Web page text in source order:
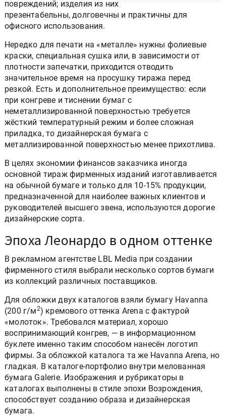
повреждений; изделия из них
презентабельны, долговечны и практичны для
офисного использования.
Нередко для печати на «металле» нужны фолиевые
краски, специальная сушка или, в зависимости от
плотности запечатки, приходится отводить
значительное время на просушку тиража перед
резкой. Есть и дополнительное преимущество: если
при конгреве и тиснении бумаг с
неметаллизированной поверхностью требуется
жёсткий температурный режим и более сложная
приладка, то дизайнерская бумага с
металлизированной поверхностью менее прихотлива.
В целях экономии финансов заказчика иногда
основной тираж фирменных изданий изготавливается
на обычной бумаге и только для 10-15% продукции,
предназначенной для наиболее важных клиентов и
руководителей высшего звена, используются дорогие
дизайнерские сорта.
Эпоха Леонардо в одном оттенке
В рекламном агентстве LBL Media при создании
фирменного стиля выбрали несколько сортов бумаги
из коллекций различных поставщиков.
Для обложки двух каталогов взяли бумагу Havanna
(200 г/м2) кремового оттенка Arena с фактурой
«молоток». Требовался материал, хорошо
воспринимающий конгрев, — в информационном
буклете именно таким способом нанесён логотип
фирмы. За обложкой каталога та же Havanna Arena, но
гладкая. В каталоге-портфолио внутри мелованная
бумага Galerie. Изображения и рубрикаторы в
каталогах выполнены в стиле эпохи Возрождения,
способствует созданию образа и дизайнерская
бумага.